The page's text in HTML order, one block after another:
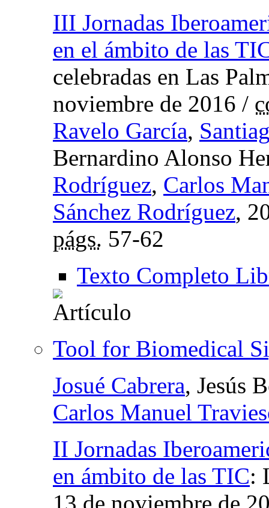
III Jornadas
en el ámbito de las
celebradas en Las
noviembre de 2016 /
Ravelo García,
Bernardino Alonso
Rodríguez, Carlos
Sánchez Rodríguez,
págs. 57-62
Texto Completo
Tool for Biomedical
Josué Cabrera, Jesús
Carlos Manuel
II Jornadas
en ámbito de las TIC: